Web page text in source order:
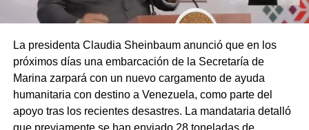
La presidenta Claudia Sheinbaum anunció que en los
próximos días una embarcación de la Secretaría de
Marina zarpará con un nuevo cargamento de ayuda
humanitaria con destino a Venezuela, como parte del
apoyo tras los recientes desastres. La mandataria detalló
que previamente se han enviado 28 toneladas de